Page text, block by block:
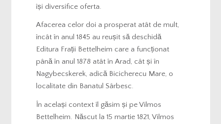
își diversifice oferta.
Afacerea celor doi a prosperat atât de mult,
încât în anul 1845 au reușit să deschidă
Editura Frații Bettelheim care a funcționat
până în anul 1878 atât în Arad, cât și în
Nagybecskerek, adică Bicicherecu Mare, o
localitate din Banatul Sârbesc.
În același context îl găsim și pe Vilmos
Bettelheim. Născut la 15 martie 1821, Vilmos